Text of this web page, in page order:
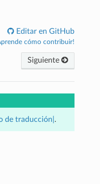
Editar en GitHub
cómo contribuir!
Siguiente
de traducción| .